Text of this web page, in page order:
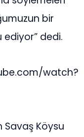
bir
dedi.
watch?
Savaş Köysu